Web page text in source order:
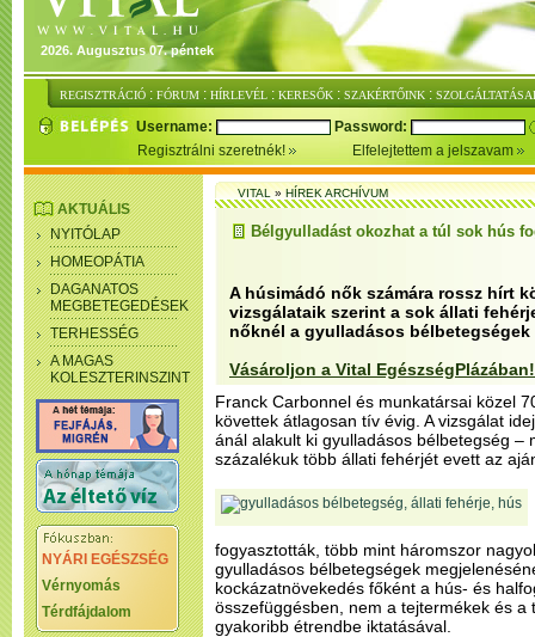
2026. Augusztus 07. péntek
REGISZTRÁCIÓ : FÓRUM : HÍRLEVÉL : KERESŐK : SZAKÉRTŐINK :
Username:
Password:
Regisztrálni szeretnék!
Elfelejtettem a jelszavam
AKTUÁLIS
NYITÓLAP
HOMEOPÁTIA
DAGANATOS
MEGBETEGEDÉSEK
TERHESSÉG
A MAGAS
KOLESZTERINSZINT
NYÁRI EGÉSZSÉG
Vérnyomás
Térdfájdalom
VITAL»HÍREK ARCHÍVUM
Bélgyulladást okozhat a túl sok hús
A húsimádó nők számára rossz hírt
vizsgálataik szerint a sok állati
nőknél a gyulladásos
Vásároljon a Vital EgészségPlázában!
Franck Carbonnel és munkatársai közel
követtek átlagosan tív évig. A vizsgálat
ánál alakult ki gyulladásos bélbetegség –
százalékuk több állati fehérjét evett az
fogyasztották, több mint háromszor
gyulladásos bélbetegségek
kockázatnövekedés főként a hús- és
összefüggésben, nem a tejtermékek és a
gyakoribb étrendbe iktatásával.